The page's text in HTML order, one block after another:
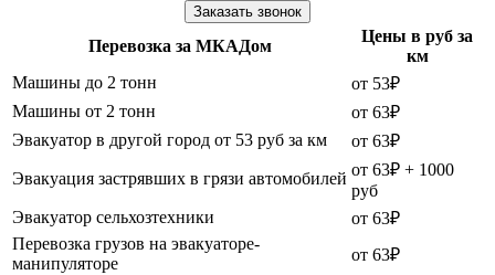
Заказать звонок
Перевозка за МКАДом
Цены в руб за
км
Машины до 2 тонн
от 53₽
Машины от 2 тонн
от 63₽
Эвакуатор в другой город от 53 руб за км
от 63₽
Эвакуация застрявших в грязи автомобилей от 63₽ + 1000
руб
Эвакуатор сельхозтехники
от 63₽
Перевозка грузов на эвакуаторе-
манипуляторе
от 63₽